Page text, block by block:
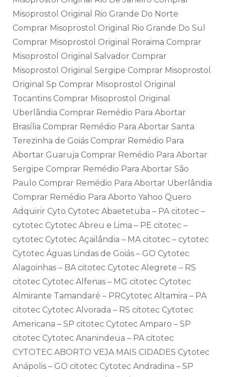
Misoprostol Original Rio Grande Do Norte
Comprar Misoprostol Original Rio Grande Do Sul
Comprar Misoprostol Original Roraima Comprar
Misoprostol Original Salvador Comprar
Misoprostol Original Sergipe Comprar Misoprostol
Original Sp Comprar Misoprostol Original
Tocantins Comprar Misoprostol Original
Uberlândia Comprar Remédio Para Abortar
Brasília Comprar Remédio Para Abortar Santa
Terezinha de Goiás Comprar Remédio Para
Abortar Guaruja Comprar Remédio Para Abortar
Sergipe Comprar Remédio Para Abortar São
Paulo Comprar Remédio Para Abortar Uberlândia
Comprar Remédio Para Aborto Yahoo Quero
Adquirir Cyto Cytotec Abaetetuba – PA citotec –
cytotec Cytotec Abreu e Lima – PE citotec –
cytotec Cytotec Açailândia – MA citotec – cytotec
Cytotec Águas Lindas de Goiás – GO Cytotec
Alagoinhas – BA citotec Cytotec Alegrete – RS
citotec Cytotec Alfenas – MG citotec Cytotec
Almirante Tamandaré – PRCytotec Altamira – PA
citotec Cytotec Alvorada – RS citotec Cytotec
Americana – SP citotec Cytotec Amparo – SP
citotec Cytotec Ananindeua – PA citotec
CYTOTEC ABORTO VEJA MAIS CIDADES Cytotec
Anápolis – GO citotec Cytotec Andradina – SP